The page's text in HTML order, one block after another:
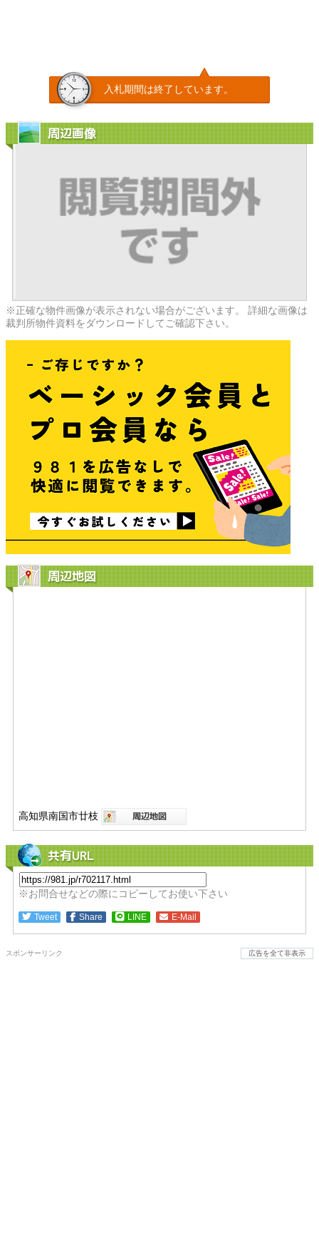
入札期間は終了しています。
周辺画像
※正確な物件画像が表示されない場合がございます。 詳細な画像は
裁判所物件資料をダウンロードしてご確認下さい。
周辺地図
高知県南国市廿枝
共有URL
※お問合せなどの際にコピーしてお使い下さい
Tweet Share LINE E-Mail
スポンサーリンク 広告を全て非表示